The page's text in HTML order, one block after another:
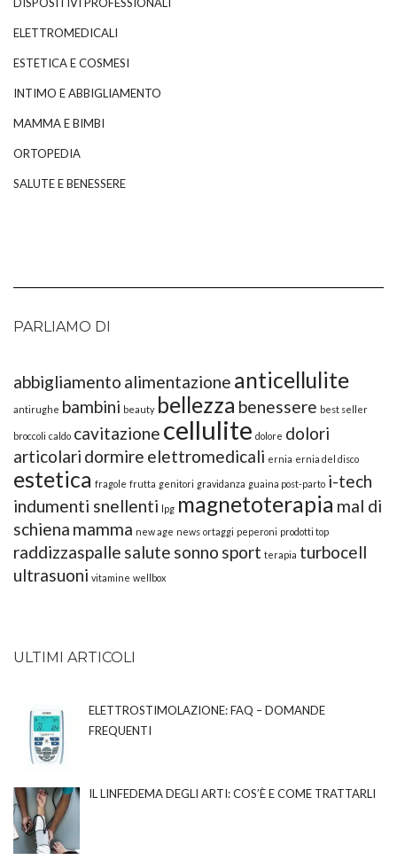
DISPOSITIVI PROFESSIONALI
ELETTROMEDICALI
ESTETICA E COSMESI
INTIMO E ABBIGLIAMENTO
MAMMA E BIMBI
ORTOPEDIA
SALUTE E BENESSERE
PARLIAMO DI
abbigliamento alimentazione anticellulite
antirughe bambini beauty bellezza benessere best seller
broccoli caldo cavitazione cellulite dolore dolori
articolari dormire elettromedicali ernia ernia del disco
estetica fragole frutta genitori gravidanza guaina post-parto i-tech
indumenti snellenti
lpg magnetoterapia mal di
schiena mamma new age news ortaggi peperoni prodotti top
raddizzaspalle salute sonno sport terapia turbocell
ultrasuoni vitamine wellbox
ULTIMI ARTICOLI
ELETTROSTIMOLAZIONE: FAQ – DOMANDE
FREQUENTI
IL LINFEDEMA DEGLI ARTI: COS’È E COME TRATTARLI